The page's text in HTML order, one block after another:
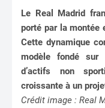
Le Real Madrid
porté par la montée
Cette dynamique
modèle fondé sur
d’actifs non
croissante à un
Crédit image : Real